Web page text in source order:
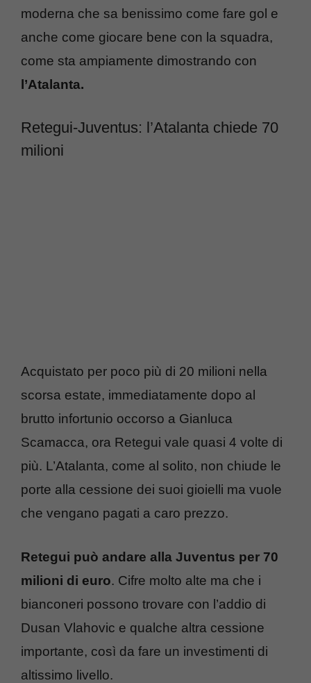
moderna che sa benissimo come fare gol e
anche come giocare bene con la squadra,
come sta ampiamente dimostrando con
l’Atalanta.
Retegui-Juventus: l’Atalanta chiede 70
milioni
Acquistato per poco più di 20 milioni nella
scorsa estate, immediatamente dopo al
brutto infortunio occorso a Gianluca
Scamacca, ora Retegui vale quasi 4 volte di
più. L’Atalanta, come al solito, non chiude le
porte alla cessione dei suoi gioielli ma vuole
che vengano pagati a caro prezzo.
Retegui può andare alla Juventus per 70
milioni di euro. Cifre molto alte ma che i
bianconeri possono trovare con l’addio di
Dusan Vlahovic e qualche altra cessione
importante, così da fare un investimenti di
altissimo livello.